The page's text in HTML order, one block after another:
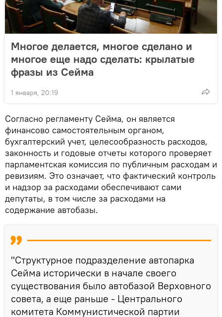
Многое делается, многое сделано и
многое еще надо сделать: крылатые
фразы из Сейма
1 января, 20:19
Согласно регламенту Сейма, он является
финансово самостоятельным органом,
бухгалтерский учет, целесообразность расходов,
законность и годовые отчеты которого проверяет
парламентская комиссия по публичным расходам и
ревизиям. Это означает, что фактический контроль
и надзор за расходами обеспечивают сами
депутаты, в том числе за расходами на
содержание автобазы.
"Структурное подразделение автопарка
Сейма исторически в начале своего
существования было автобазой Верховного
совета, а еще раньше - Центрального
комитета Коммунистической партии